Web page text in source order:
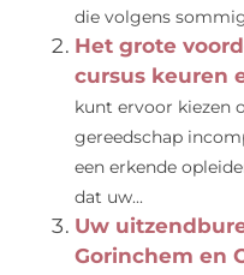
die volgens
Het grote
cursus keuren
kunt ervoor kiezen
gereedschap
een erkende
dat uw...
Uw
Gorinchem en